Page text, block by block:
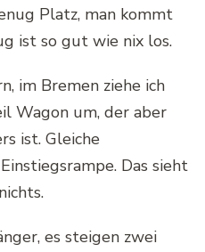
Platz, man kommt
ist so gut wie nix los.
im Bremen ziehe ich
Wagon um, der aber
ist. Gleiche
Das sieht
es steigen zwei